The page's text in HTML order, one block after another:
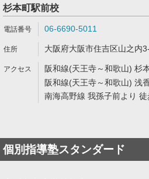
杉本町駅前校
06-6690-5011
大阪府大阪市住吉区山之内
阪和線(天王寺～和歌山) 杉
阪和線(天王寺～和歌山) 浅
南海高野線 我孫子前より
個別指導塾スタンダード